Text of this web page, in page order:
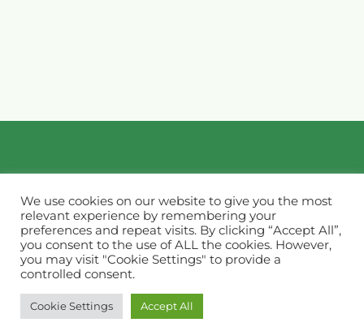
Impressum & Datenschutz
We use cookies on our website to give you the most
relevant experience by remembering your
preferences and repeat visits. By clicking “Accept All”,
you consent to the use of ALL the cookies. However,
you may visit "Cookie Settings" to provide a
controlled consent.
Cookie Settings Accept All